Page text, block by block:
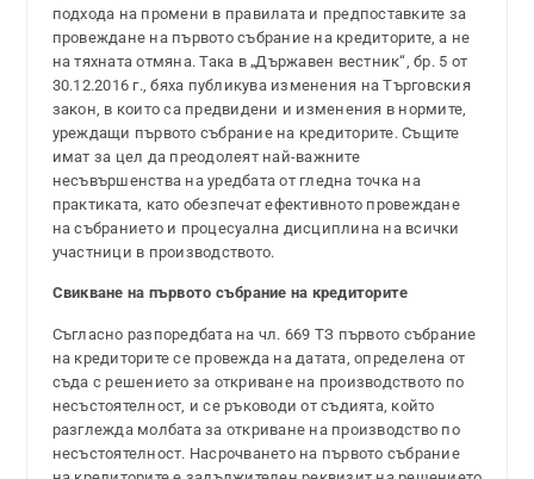
подхода на промени в правилата и предпоставките за
провеждане на първото събрание на кредиторите, а не
на тяхната отмяна. Така в „Държавен вестник“, бр. 5 от
30.12.2016 г., бяха публикува изменения на Търговския
закон, в които са предвидени и изменения в нормите,
уреждащи първото събрание на кредиторите. Същите
имат за цел да преодолеят най-важните
несъвършенства на уредбата от гледна точка на
практиката, като обезпечат ефективното провеждане
на събранието и процесуална дисциплина на всички
участници в производството.
Свикване на първото събрание на кредиторите
Съгласно разпоредбата на чл. 669 ТЗ първото събрание
на кредиторите се провежда на датата, определена от
съда с решението за откриване на производството по
несъстоятелност, и се ръководи от съдията, който
разглежда молбата за откриване на производство по
несъстоятелност. Насрочването на първото събрание